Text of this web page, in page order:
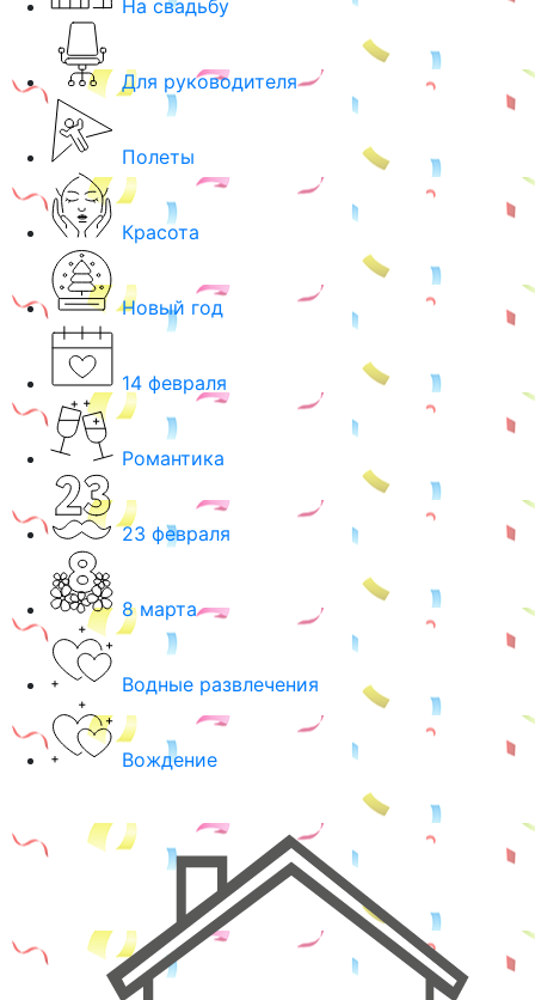
На свадьбу
Для руководителя
Полеты
Красота
Новый год
14 февраля
Романтика
23 февраля
8 марта
Водные развлечения
Вождение